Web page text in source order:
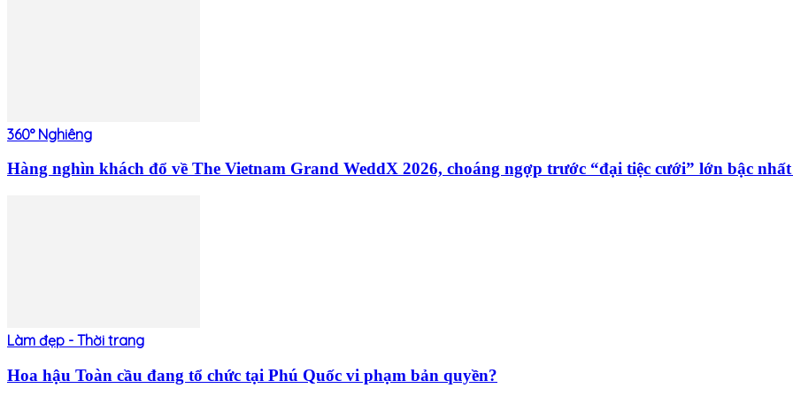
360° Nghiêng
Hàng nghìn khách đổ về The Vietnam Grand WeddX 2026, choáng ngợp trước “đại tiệc cưới” lớn bậc
Làm đẹp - Thời trang
Hoa hậu Toàn cầu đang tổ chức tại Phú Quốc vi phạm bản quyền?